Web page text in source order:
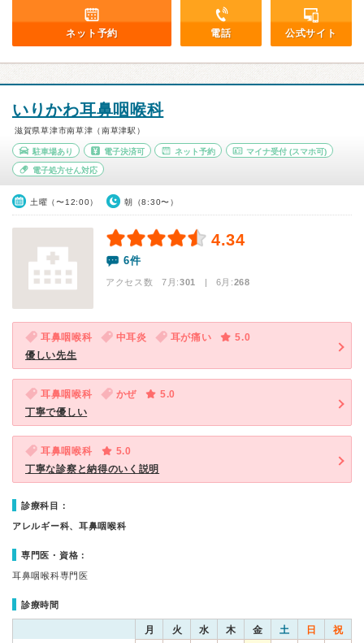
ネット予約 電話 公式サイト
いりかわ耳鼻咽喉科
滋賀県草津市南草津（南草津駅）
駐車場あり 電子決済可 ネット予約 マイナ受付 (スマホ可)
電子処方せん対応
土曜（〜12:00） 朝（8:30〜）
4.34
6件
アクセス数 7月:301 | 6月:268
耳鼻咽喉科 中耳炎 耳が痛い
5.0
優しい先生
耳鼻咽喉科 かぜ
5.0
丁寧で優しい
耳鼻咽喉科
5.0
丁寧な診察と納得のいく説明
診療科目：
アレルギー科、耳鼻咽喉科
専門医・資格：
耳鼻咽喉科専門医
診療時間
月 火 水 木 金 土 日 祝